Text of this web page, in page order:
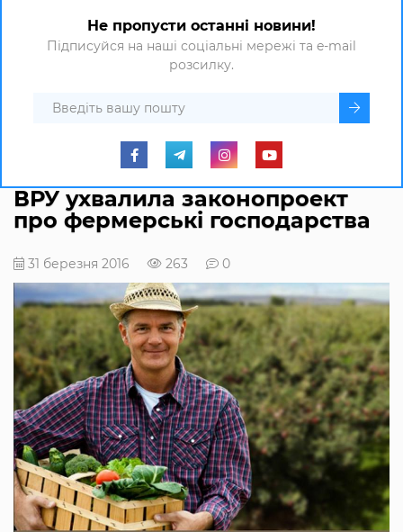
Не пропусти останні новини!
Підписуйся на наші соціальні мережі та e-mail
розсилку.
ВРУ ухвалила законопроект
про фермерські господарства
31 березня 2016 263 0